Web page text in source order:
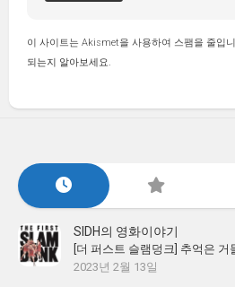
이 사이트는 Akismet을 사용하여 스팸을 줄입니
되는지 알아보세요.
SIDH의 영화이야기
[더 퍼스트 슬램덩크] 추억은 거
2023년 2월 13일